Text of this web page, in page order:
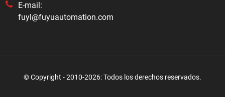
E-mail:
fuyl@fuyuautomation.com
© Copyright - 2010-2026: Todos los derechos reservados.